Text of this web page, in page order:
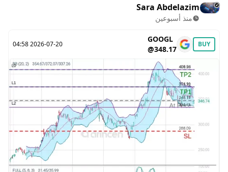
Sara Abdelazim
منذ أسبوعين
BUY
GOOGL
@348.17
2026-07-20 04:58